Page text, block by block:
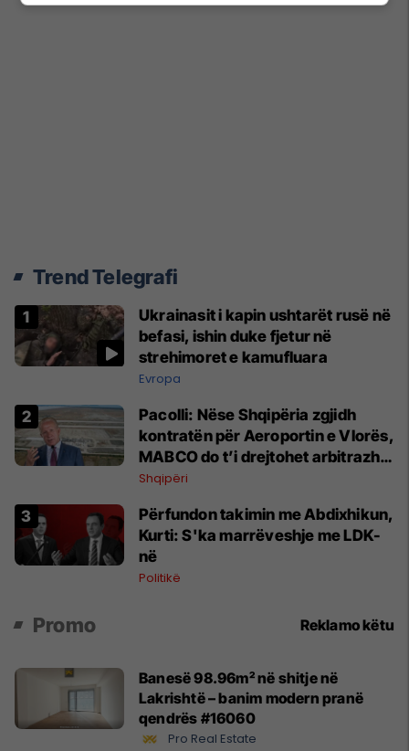
Trend Telegrafi
Ukrainasit i kapin ushtarët rusë në
befasi, ishin duke fjetur në
strehimoret e kamufluara
Evropa
Pacolli: Nëse Shqipëria zgjidh
kontratën për Aeroportin e Vlorës,
MABCO do t’i drejtohet arbitrazhit
ndërkombëtar
Shqipëri
Përfundon takimin me Abdixhikun,
Kurti: S'ka marrëveshje me LDK-
në
Politikë
Promo Reklamo këtu
Banesë 98.96m² në shitje në
Lakrishtë – banim modern pranë
qendrës #16060
Pro Real Estate